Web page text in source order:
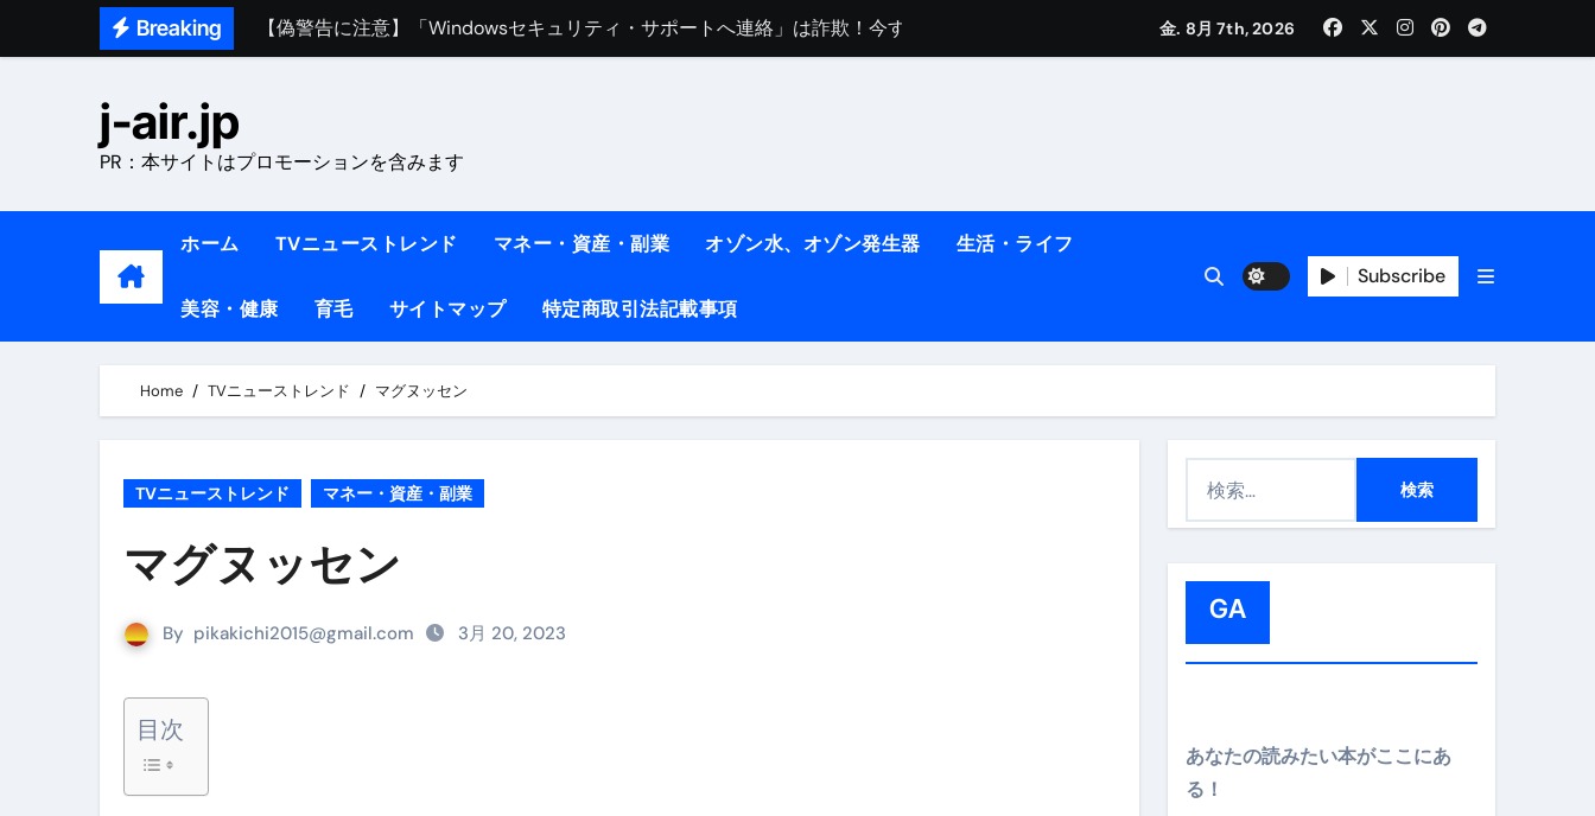
Breaking
熊本イオンモール爆発事故｜責任は地震か施設側か？被害者への補償や損害賠償をわかりやすく解説
中町綾が2週間で3.5kg痩せた方法 #shots
【医者が解説】このふくらはぎ痩せ本当に効果ある？ #エクササイズ
【ダイエット迷子必見】38歳人生最後のダイエット、食事はこれからやりました！【あすけん活用術】
【1日ダイエットルーティン】運動なしで2ヶ月で10kg減量した、私の痩せる9つの習慣 | レシピ付き | ダイエット中の食事
リサイクル業者の無料回収・無料査定は危険？情報収集との関係と見分け方を解説
山梨県震度6弱と富士山噴火の関係｜最新観測データと前兆現象を徹底解説【2026】
金. 8月 7th, 2026
j-air.jp
PR：本サイトはプロモーションを含みます
ホーム TVニューストレンド マネー・資産・副業 オゾン水、オゾン発生器 生活・ライフ
美容・健康 育毛 サイトマップ 特定商取引法記載事項
Subscribe
Home TVニューストレンド マグヌッセン
TVニューストレンド マネー・資産・副業
マグヌッセン
By pikakichi2015@gmail.com 3月 20, 2023
目次
GA
あなたの読みたい本がここにあ
る！